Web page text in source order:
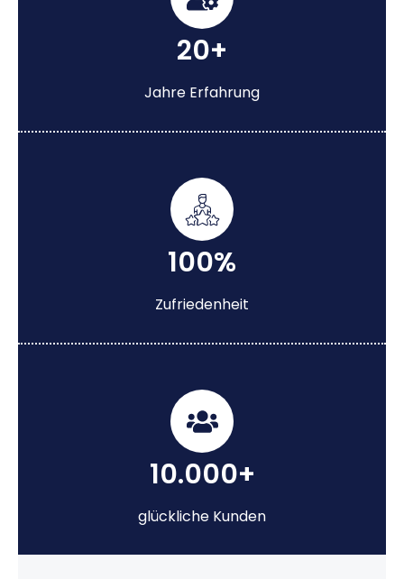
20+
Jahre Erfahrung
100%
Zufriedenheit
10.000+
glückliche Kunden